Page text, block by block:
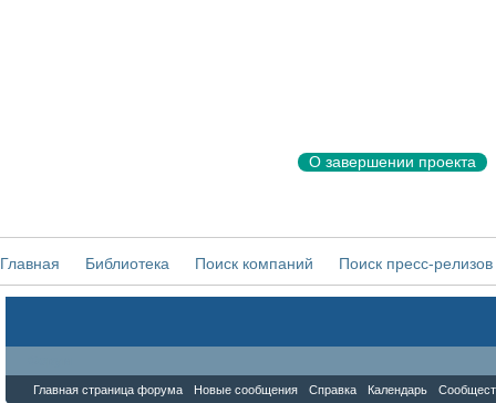
О завершении проекта
Главная Библиотека Поиск компаний Поиск пресс-релизов
Главная страница форума Новые сообщения Справка Календарь